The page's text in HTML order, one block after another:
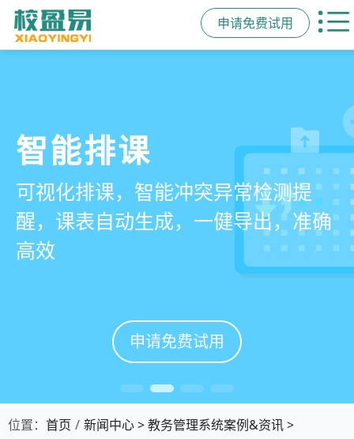
申请免费试用
管学校，用校盈易
培训机构教务管理系
统
有效提升运营管理效率45%
申请免费试用
智能排课
可视化排课，智能冲突异常检测提
醒，课表自动生成，一健导出，准确
高效
申请免费试用
课时统计
学员签到同步扣减课时，老师带课量
自动统计、汇总，数据清晰可查免扯
皮
申请免费试用
家校互动
一部手机链接教师、学员、家长，沟
通互动零距离，服务贴心铸口碑促续
费
申请免费试用
位置： 首页 新闻中心>教务管理系统案例&资讯>